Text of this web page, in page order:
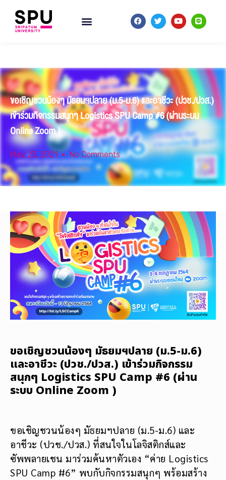
ขอเชิญชวนน้องๆ มัธยมฯปลาย (ม.5-ม.6) และอาชีวะ (ปวช./ปวส.)
เข้าร่วมกิจกรรมสนุกๆ Logistics SPU Camp #6 (ผ่านระบบ
Online Zoom )
May 23, 2021 No Comments
ขอเชิญชวนน้องๆ มัธยมฯปลาย (ม.5-ม.6)
และอาชีวะ (ปวช./ปวส.) เข้าร่วมกิจกรรม
สนุกๆ Logistics SPU Camp #6 (ผ่าน
ระบบ Online Zoom )
ขอเชิญชวนน้องๆ มัธยมฯปลาย (ม.5-ม.6) และ
อาชีวะ (ปวช./ปวส.) ที่สนใจในโลจิสติกส์และ
ซัพพลายเชน มาร่วมค้นหาตัวเอง “ค่าย Logistics
SPU Camp #6” พบกับกิจกรรมสนุกๆ พร้อมสร้าง